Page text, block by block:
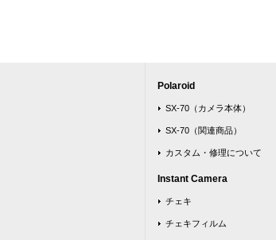
Polaroid
SX-70（カメラ本体）
SX-70（関連商品）
カスタム・修理について
Instant Camera
チェキ
チェキフィルム